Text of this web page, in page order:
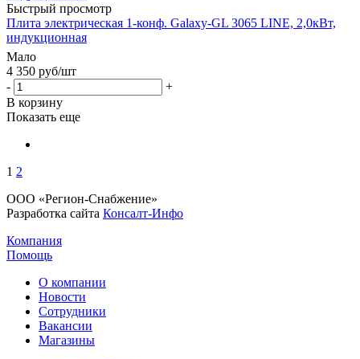
Быстрый просмотр
Плита электрическая 1-конф. Galaxy-GL 3065 LINE, 2,0кВт,
индукционная
Мало
4 350 руб/шт
-
+
В корзину
Показать еще
1 2
ООО «Регион-Снабжение»
Разработка сайта Консалт-Инфо
Компания
Помощь
О компании
Новости
Сотрудники
Вакансии
Магазины